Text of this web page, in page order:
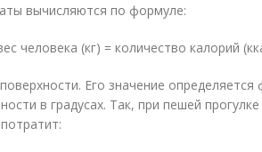
вычисляются по формуле:
человека (кг) = количество калорий
Его значение определяется
в градусах. Так, при пешей